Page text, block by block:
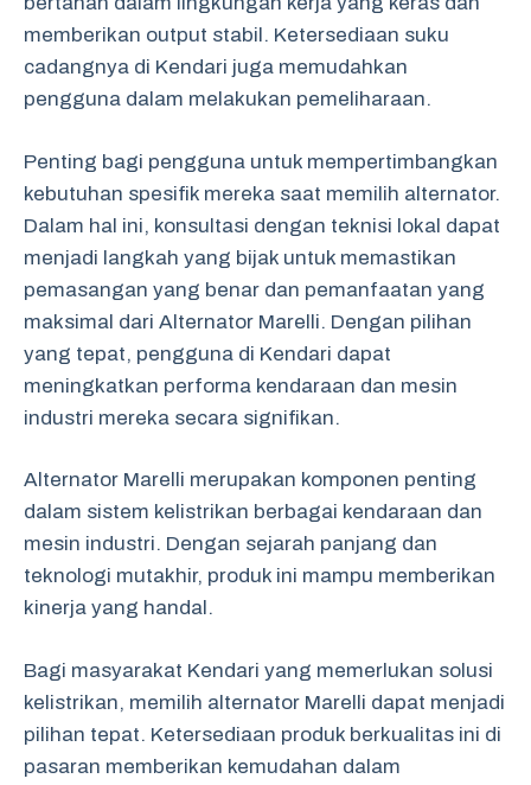
memberikan output stabil. Ketersediaan suku
cadangnya di Kendari juga memudahkan
pengguna dalam melakukan pemeliharaan.
Penting bagi pengguna untuk mempertimbangkan
kebutuhan spesifik mereka saat memilih alternator.
Dalam hal ini, konsultasi dengan teknisi lokal dapat
menjadi langkah yang bijak untuk memastikan
pemasangan yang benar dan pemanfaatan yang
maksimal dari Alternator Marelli. Dengan pilihan
yang tepat, pengguna di Kendari dapat
meningkatkan performa kendaraan dan mesin
industri mereka secara signifikan.
Alternator Marelli merupakan komponen penting
dalam sistem kelistrikan berbagai kendaraan dan
mesin industri. Dengan sejarah panjang dan
teknologi mutakhir, produk ini mampu memberikan
kinerja yang handal.
Bagi masyarakat Kendari yang memerlukan solusi
kelistrikan, memilih alternator Marelli dapat menjadi
pilihan tepat. Ketersediaan produk berkualitas ini di
pasaran memberikan kemudahan dalam